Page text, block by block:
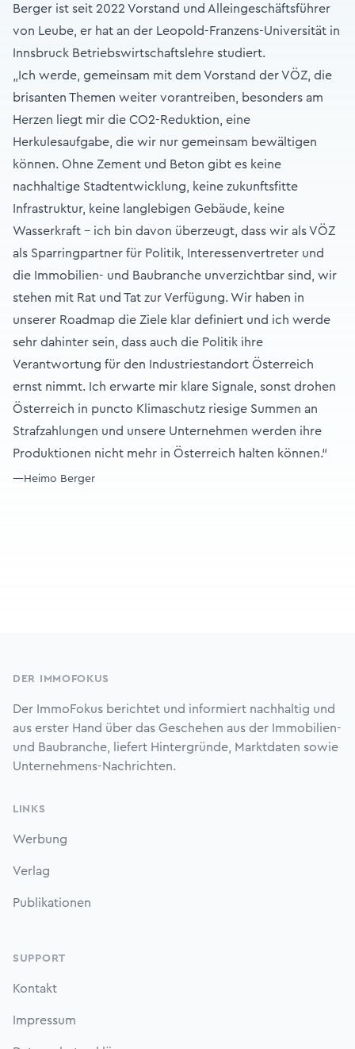
Berger ist seit 2022 Vorstand und Alleingeschäftsführer
von Leube, er hat an der Leopold-Franzens-Universität in
Innsbruck Betriebswirtschaftslehre studiert.
„Ich werde, gemeinsam mit dem Vorstand der VÖZ, die
brisanten Themen weiter vorantreiben, besonders am
Herzen liegt mir die CO2-Reduktion, eine
Herkulesaufgabe, die wir nur gemeinsam bewältigen
können. Ohne Zement und Beton gibt es keine
nachhaltige Stadtentwicklung, keine zukunftsfitte
Infrastruktur, keine langlebigen Gebäude, keine
Wasserkraft – ich bin davon überzeugt, dass wir als VÖZ
als Sparringpartner für Politik, Interessenvertreter und
die Immobilien- und Baubranche unverzichtbar sind, wir
stehen mit Rat und Tat zur Verfügung. Wir haben in
unserer Roadmap die Ziele klar definiert und ich werde
sehr dahinter sein, dass auch die Politik ihre
Verantwortung für den Industriestandort Österreich
ernst nimmt. Ich erwarte mir klare Signale, sonst drohen
Österreich in puncto Klimaschutz riesige Summen an
Strafzahlungen und unsere Unternehmen werden ihre
Produktionen nicht mehr in Österreich halten können.“
—Heimo Berger
DER IMMOFOKUS
Der ImmoFokus berichtet und informiert nachhaltig und
aus erster Hand über das Geschehen aus der Immobilien-
und Baubranche, liefert Hintergründe, Marktdaten sowie
Unternehmens-Nachrichten.
LINKS
Werbung
Verlag
Publikationen
SUPPORT
Kontakt
Impressum